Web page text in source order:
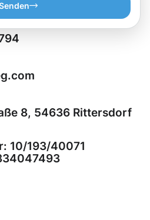
8, 54636 Rittersdorf
10/193/40071